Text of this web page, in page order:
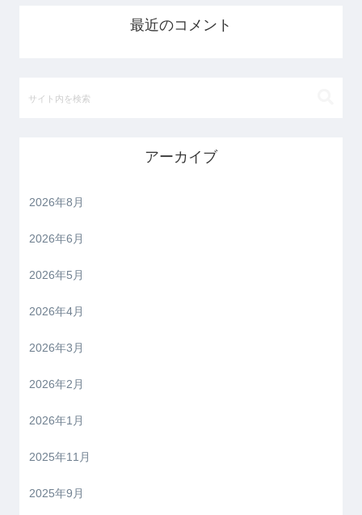
最近のコメント
アーカイブ
2026年8月
2026年6月
2026年5月
2026年4月
2026年3月
2026年2月
2026年1月
2025年11月
2025年9月